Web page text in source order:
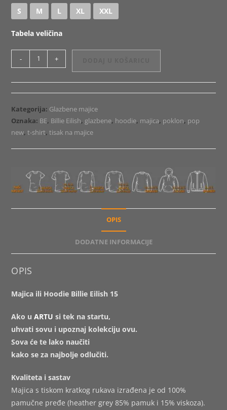
S
M L XL XXL
Tabela veličina
ili
Hoodie
Billie
Eilish
15
količina
- +
Kategorija: Glazbene majice
Oznaka: BE, Billie Eilish, glazbene, hoodie, majica, poklon, pop
new,t-shirt,tisak na majice
OPIS
DODATNE INFORMACIJE
OPIS
Majica ili Hoodie Billie Eilish 15
Ako uARTU si tek na startu,
uhvati sovu i upoznaj kolekciju ovu.
Sova će te lako naučiti
kako se za najbolje odlučiti.
Kvaliteta i sastav
Majica s tiskom kratkog rukava izrađena je od 100%
pamučne pređe (heather grey 85% pamuk i 15% viskoza).